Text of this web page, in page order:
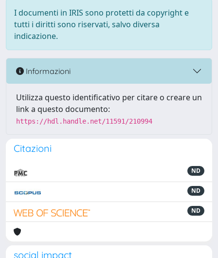
I documenti in IRIS sono protetti da copyright e
tutti i diritti sono riservati, salvo diversa
indicazione.
Informazioni
Utilizza questo identificativo per citare o creare un
link a questo documento:
https://hdl.handle.net/11591/210994
Citazioni
ND
ND
ND
social impact